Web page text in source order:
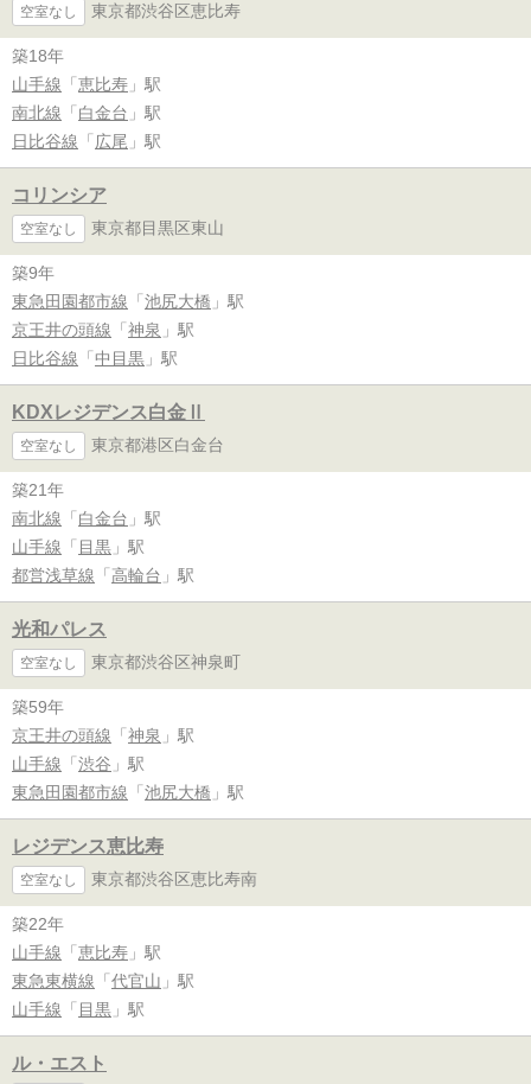
空室なし 東京都渋谷区恵比寿
築18年
山手線 「 恵比寿 」駅
南北線 「 白金台 」駅
日比谷線 「 広尾 」駅
コリンシア
空室なし 東京都目黒区東山
築9年
東急田園都市線 「 池尻大橋 」駅
京王井の頭線 「 神泉 」駅
日比谷線 「 中目黒 」駅
KDXレジデンス白金Ⅱ
空室なし 東京都港区白金台
築21年
南北線 「 白金台 」駅
山手線 「 目黒 」駅
都営浅草線 「 高輪台 」駅
光和パレス
空室なし 東京都渋谷区神泉町
築59年
京王井の頭線 「 神泉 」駅
山手線 「 渋谷 」駅
東急田園都市線 「 池尻大橋 」駅
レジデンス恵比寿
空室なし 東京都渋谷区恵比寿南
築22年
山手線 「 恵比寿 」駅
東急東横線 「 代官山 」駅
山手線 「 目黒 」駅
ル・エスト